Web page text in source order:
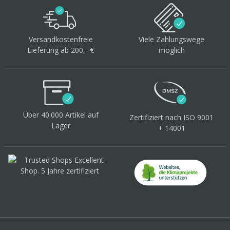
Versandkostenfreie
Lieferung ab 200,- €
Viele Zahlungswege
möglich
Über 40.000 Artikel auf
Lager
Zertifiziert nach ISO 9001
+ 14001